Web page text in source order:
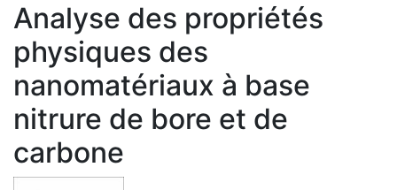
Analyse des propriétés
physiques des
nanomatériaux à base
nitrure de bore et de
carbone